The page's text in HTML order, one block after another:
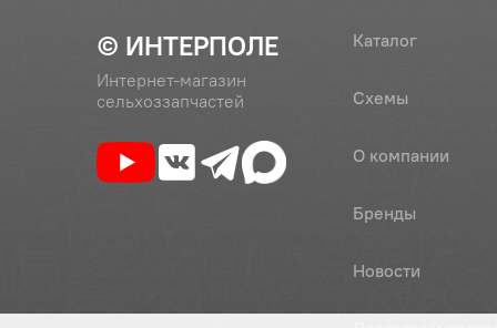
© ИНТЕРПОЛЕ
Интернет-магазин
сельхоззапчастей
Каталог
Схемы
О компании
Бренды
Новости